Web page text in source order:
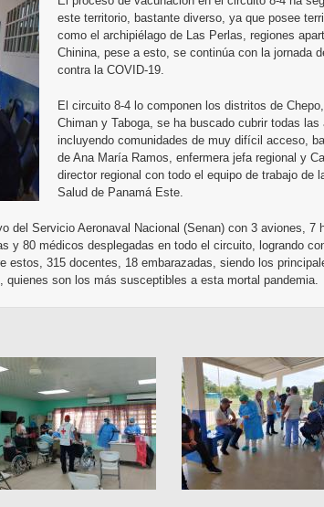
este territorio, bastante diverso, ya que posee
como el archipiélago de Las Perlas, regiones
Chinina, pese a esto, se continúa con la jornada
contra la COVID-19.
El circuito 8-4 lo componen los distritos de Chepo,
Chiman y Taboga, se ha buscado cubrir todas las
incluyendo comunidades de muy difícil acceso,
de Ana María Ramos, enfermera jefa regional y
director regional con todo el equipo de trabajo de
Salud de Panamá Este.
del Servicio Aeronaval Nacional (Senan) con 3 aviones, 7
y 80 médicos desplegadas en todo el circuito, logrando
estos, 315 docentes, 18 embarazadas, siendo los
son los más susceptibles a esta mortal pandemia.